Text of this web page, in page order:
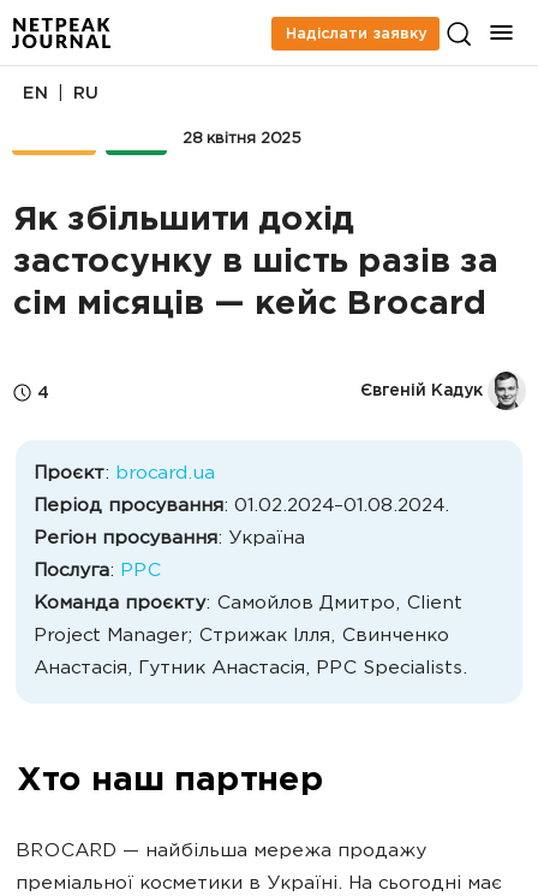
Надіслати заявку
28 квітня 2025
EN RU
Як збільшити дохід
застосунку в шість разів за
сім місяців — кейс Brocard
4 Євгеній Кадук
Проєкт: brocard.ua
Період просування: 01.02.2024–01.08.2024.
Регіон просування: Україна
Послуга: PPC
Команда проєкту: Самойлов Дмитро, Client
Project Manager; Стрижак Ілля, Свинченко
Анастасія, Гутник Анастасія, PPC Specialists.
Хто наш партнер
BROCARD — найбільша мережа продажу
преміальної косметики в Україні. На сьогодні має